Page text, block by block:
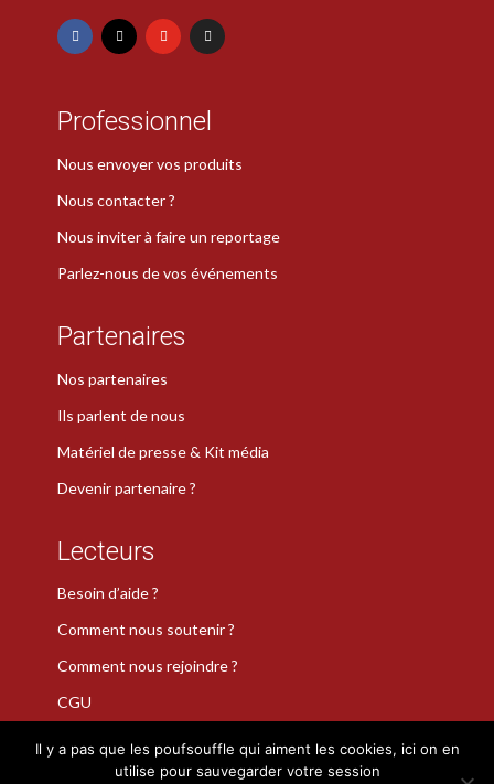
Professionnel
Nous envoyer vos produits
Nous contacter ?
Nous inviter à faire un reportage
Parlez-nous de vos événements
Partenaires
Nos partenaires
Ils parlent de nous
Matériel de presse & Kit média
Devenir partenaire ?
Lecteurs
Besoin d’aide ?
Comment nous soutenir ?
Comment nous rejoindre ?
CGU
Il y a pas que les poufsouffle qui aiment les cookies, ici on en
utilise pour sauvegarder votre session